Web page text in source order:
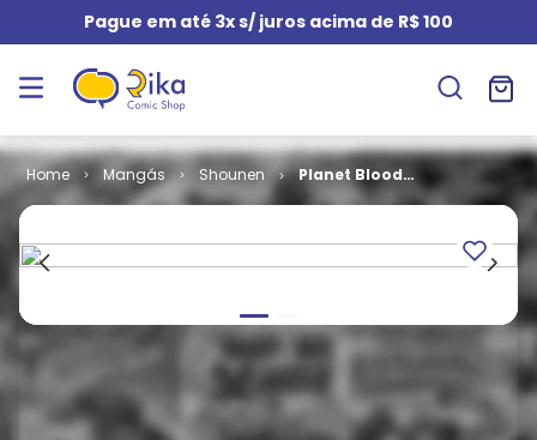
Pague em até 3x s/ juros acima de R$ 100
Mangás Shounen
Planet Blood